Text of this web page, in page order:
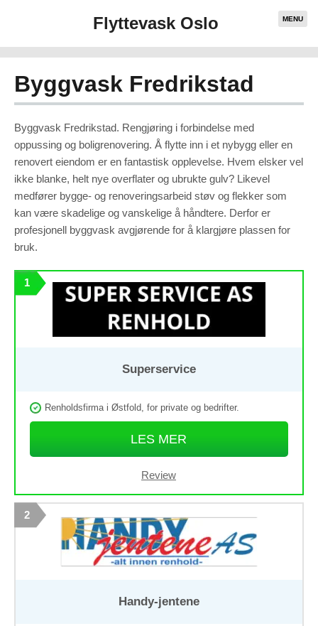
MENU
Flyttevask Oslo
Byggvask Fredrikstad
Byggvask Fredrikstad. Rengjøring i forbindelse med
oppussing og boligrenovering. Å flytte inn i et nybygg eller en
renovert eiendom er en fantastisk opplevelse. Hvem elsker vel
ikke blanke, helt nye overflater og ubrukte gulv? Likevel
medfører bygge- og renoveringsarbeid støv og flekker som
kan være skadelige og vanskelige å håndtere. Derfor er
profesjonell byggvask avgjørende for å klargjøre plassen for
bruk.
1
Superservice
Renholdsfirma i Østfold, for private og bedrifter.
LES MER
Review
2
Handy-jentene